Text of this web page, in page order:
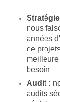
nous
années
de
besoin
Audit :
audits